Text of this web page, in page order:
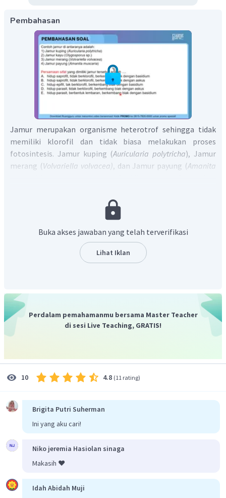
Pembahasan
Jamur merupakan organisme heterotrof sehingga tidak
memiliki klorofil dan tidak biasa melakukan proses
fotosintesis. Jamur kuping (Auricularia polytricha), Jamur
merang (Volvariella volvacea) , dan Jamur payung (Amanita
zygomycota. Kebanyakan dari jamur tersebut adalah
basiodiomycota sehingga berkembang biak dengan
saprofit yaitu memperoleh nutrisi dari organisme yang
Dengan demikian, jawaban yang benar adalah A.
Buka akses jawaban yang telah terverifikasi
Lihat Iklan
Perdalam pemahamanmu bersama Master Teacher
di sesi Live Teaching, GRATIS!
10 4.8 (11 rating)
Brigita Putri Suherman
Ini yang aku cari!
Niko jeremia Hasiolan sinaga
Makasih ❤️
Idah Abidah Muji